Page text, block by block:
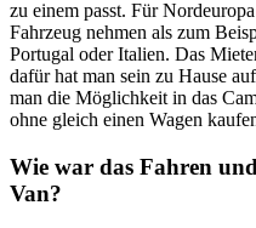
zu einem passt. Für
Fahrzeug nehmen als zum
Portugal oder Italien. Das
dafür hat man sein zu Hause
man die Möglichkeit in das
ohne gleich einen Wagen
Wie war das Fahren
Van?